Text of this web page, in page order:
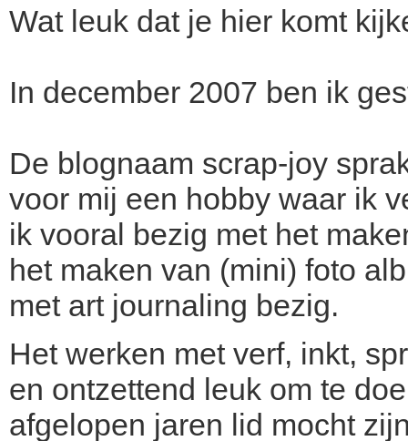
Wat leuk dat je hier komt
In december 2007 ben ik
De blognaam scrap-joy
voor mij een hobby waar ik
ik vooral bezig met het
het maken van (mini) foto
met art journaling bezig.
Het werken met verf, inkt,
en ontzettend leuk om te
afgelopen jaren lid mocht